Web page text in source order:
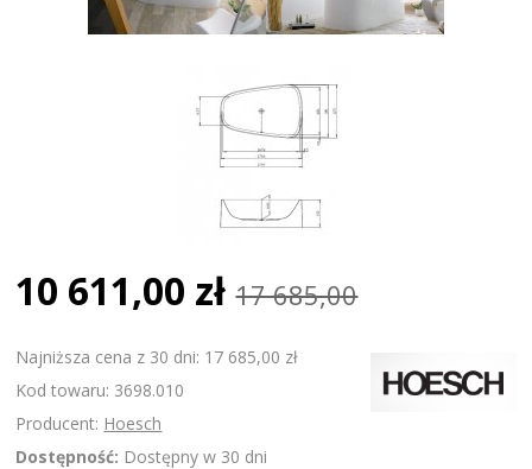
10 611,00 zł 17 685,00
Najniższa cena z 30 dni: 17 685,00 zł
Kod towaru: 3698.010
Producent: Hoesch
Dostępność: Dostępny w 30 dni